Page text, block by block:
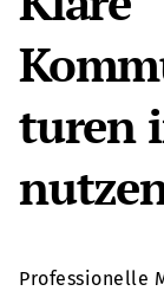
turen
Professionelle